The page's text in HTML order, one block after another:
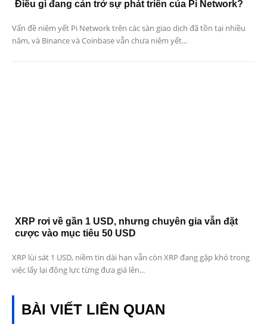
Điều gì đang cản trở sự phát triển của Pi Network?
Vấn đề niêm yết Pi Network trên các sàn giao dịch đã tồn tại nhiều
năm, và Binance và Coinbase vẫn chưa niêm yết...
XRP rơi về gần 1 USD, nhưng chuyên gia vẫn đặt
cược vào mục tiêu 50 USD
XRP lùi sát 1 USD, niềm tin dài hạn vẫn còn XRP đang gặp khó trong
việc lấy lại động lực từng đưa giá lên...
BÀI VIẾT LIÊN QUAN